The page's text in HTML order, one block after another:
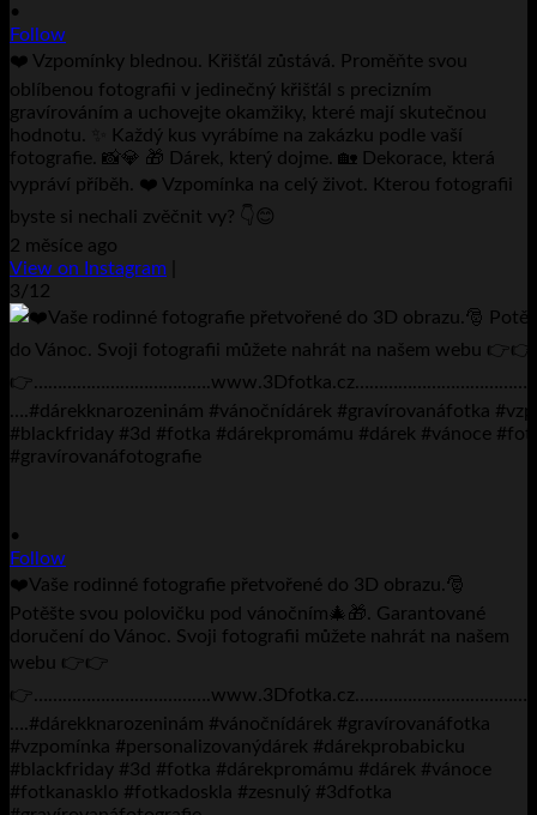
•
Follow
❤️ Vzpomínky blednou. Křišťál zůstává. Proměňte svou
oblíbenou fotografii v jedinečný křišťál s precizním
gravírováním a uchovejte okamžiky, které mají skutečnou
hodnotu. ✨ Každý kus vyrábíme na zakázku podle vaší
fotografie. 📸💎 🎁 Dárek, který dojme. 🏡 Dekorace, která
vypráví příběh. ❤️ Vzpomínka na celý život. Kterou fotografii
byste si nechali zvěčnit vy? 👇😊
2 měsíce ago
View on Instagram
3/12
•
Follow
❤️Vaše rodinné fotografie přetvořené do 3D obrazu.🎅
Potěšte svou polovičku pod vánočním🎄🎁. Garantované
doručení do Vánoc. Svoji fotografii můžete nahrát na našem
webu 👉👉
….#dárekknarozeninám #vánočnídárek #gravírovanáfotka
#vzpomínka #personalizovanýdárek #dárekprobabicku
#blackfriday #3d #fotka #dárekpromámu #dárek #vánoce
#fotkanasklo #fotkadoskla #zesnulý #3dfotka